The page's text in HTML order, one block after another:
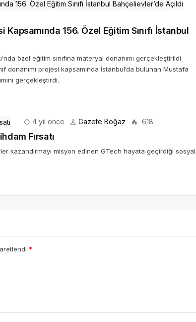
Kapsamında 156. Özel Eğitim Sınıfı İstanbul
özel eğitim sınıfına materyal donanımı gerçekleştirildi
donanımı projesi kapsamında İstanbul’da bulunan Mustafa
gerçekleştirdi.
4 yıl önce Gazete Boğaz 618
Fırsatı
kazandırmayı misyon edinen GTech hayata geçirdiği sosyal
*